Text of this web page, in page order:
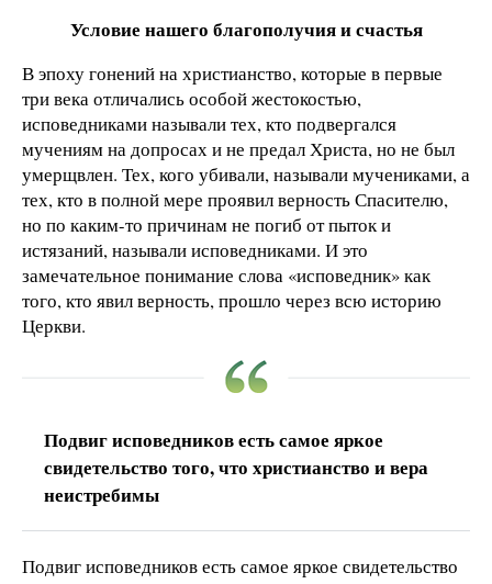
Условие нашего благополучия и счастья
В эпоху гонений на христианство, которые в первые
три века отличались особой жестокостью,
исповедниками называли тех, кто подвергался
мучениям на допросах и не предал Христа, но не был
умерщвлен. Тех, кого убивали, называли мучениками, а
тех, кто в полной мере проявил верность Спасителю,
но по каким-то причинам не погиб от пыток и
истязаний, называли исповедниками. И это
замечательное понимание слова «исповедник» как
того, кто явил верность, прошло через всю историю
Церкви.
Подвиг исповедников есть самое яркое
свидетельство того, что христианство и вера
неистребимы
Подвиг исповедников есть самое яркое свидетельство